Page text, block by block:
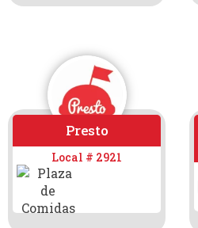
Presto
Local # 2921